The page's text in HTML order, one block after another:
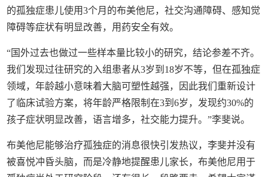
的孤独症患儿使用3个月的布美他尼，社交沟通障碍、感知觉
障碍等症状有明显改善，用药安全有效。
“国外过去也做过一些样本量比较小的研究，结论参差不齐。
我们发现过往研究的入组患者从3岁到18岁不等，但在孤独症
领域，年龄越小意味着大脑可塑性越强，因此我们重新设计
了临床试验方案，将年龄严格限制在3到6岁，发现约30%的
孩子症状明显改善，语言增多，社交能力提升。”李斐说。
布美他尼能够治疗孤独症的消息很快引发热议，李斐并没有
被喜悦冲昏头脑，而是冷静地提醒患儿家长，布美他尼用于